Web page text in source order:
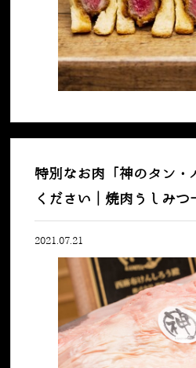
特別なお肉「神のタン・
ください｜焼肉うしみ
2021.07.21